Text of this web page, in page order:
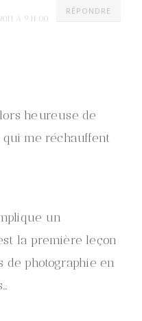
RÉPONDRE
2011 À 9 H 00
heureuse de
me réchauffent
un
la première leçon
de photographie en